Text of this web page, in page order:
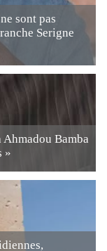
sont pas
Serigne
Bamba
»